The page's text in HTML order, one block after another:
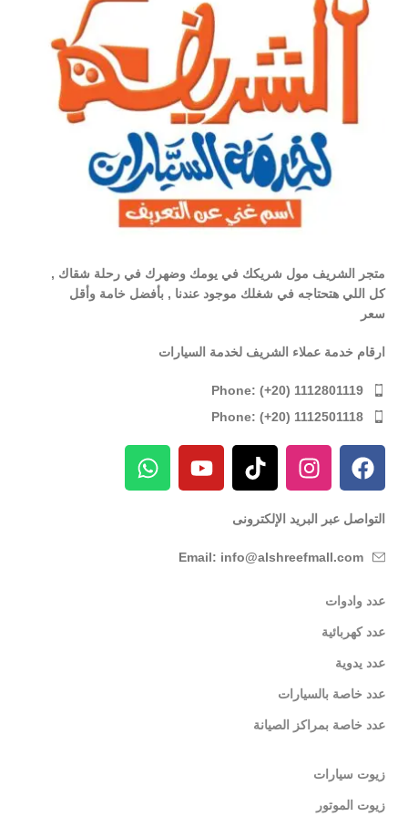
متجر الشريف مول شريكك في يومك وضهرك في رحلة شقاك ,
كل اللي هتحتاجه في شغلك موجود عندنا , بأفضل خامة وأقل
سعر
ارقام خدمة عملاء الشريف لخدمة السيارات
Phone: (+20) 1112801119
Phone: (+20) 1112501118
التواصل عبر البريد الإلكترونى
Email: info@alshreefmall.com
عدد وادوات
عدد كهربائية
عدد يدوية
عدد خاصة بالسيارات
عدد خاصة بمراكز الصيانة
زيوت سيارات
زيوت الموتور